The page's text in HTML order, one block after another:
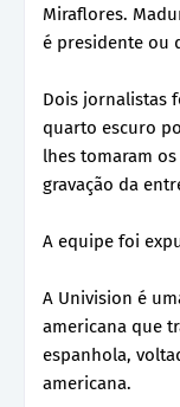
Miraflores.
é presidente ou
Dois jornalistas
quarto escuro
lhes tomaram
gravação da
A equipe foi
A Univision é
americana que
espanhola,
americana.